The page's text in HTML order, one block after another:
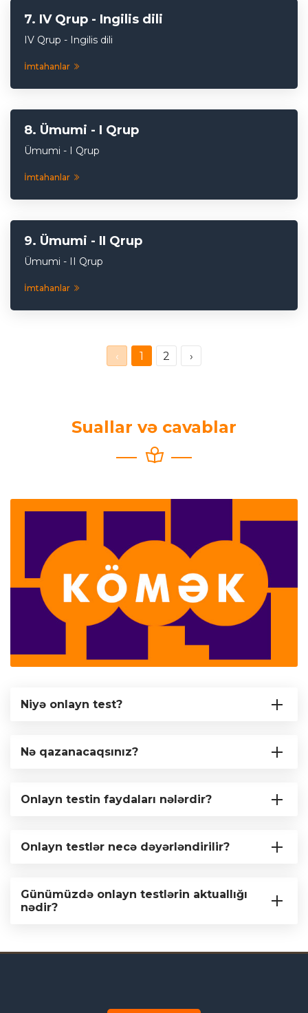
IV Qrup - Ingilis dili
IV Qrup - Ingilis dili
İmtahanlar
Ümumi - I Qrup
Ümumi - I Qrup
İmtahanlar
Ümumi - II Qrup
Ümumi - II Qrup
İmtahanlar
‹ 1 2 ›
Suallar və cavablar
Niyə onlayn test?
Nə qazanacaqsınız?
Onlayn testin faydaları nələrdir?
Onlayn testlər necə dəyərləndirilir?
Günümüzdə onlayn testlərin aktuallığı
nədir?